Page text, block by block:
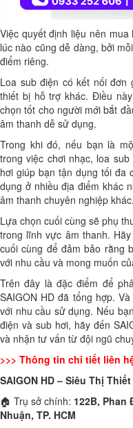
Việc quyết định liệu nên
lúc nào cũng dễ dàng, bởi
điểm riêng.
Loa sub điện có kết nối
thiết bị hỗ trợ khác. Điều
chọn tốt cho người mới bắt
âm thanh dễ sử dụng.
Trong khi đó, nếu bạn là
trong việc chơi nhạc, loa
hơi giúp bạn tận dụng tối đa
dụng ở nhiều địa điểm khác
âm thanh chuyên nghiệp khác.
Lựa chọn cuối cùng sẽ phụ
trong lĩnh vực âm thanh.
cuối cùng để đảm bảo rằng
với nhu cầu và mong muốn
Trên đây là đặc điểm để
SAIGON HD đã tổng hợp.
với nhu cầu sử dụng. Nếu
điện và sub hơi, hãy đến
và nhận tư vấn từ đội ngũ
>>> Thông tin chi tiết liên
SAIGON HD – Siêu Thị
🏠 Trụ sở chính: 122B, Phan
Nhuận, TP. HCM